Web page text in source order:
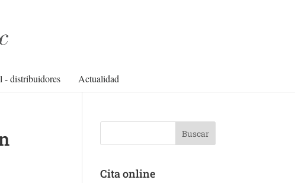
- distribuidores Actualidad
Cita online